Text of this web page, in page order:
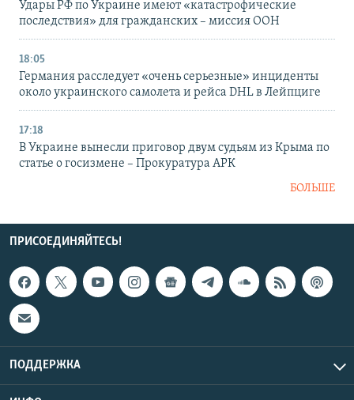
Удары РФ по Украине имеют «катастрофические
последствия» для гражданских – миссия ООН
18:05
Германия расследует «очень серьезные» инциденты
около украинского самолета и рейса DHL в Лейпциге
17:18
В Украине вынесли приговор двум судьям из Крыма по
статье о госизмене – Прокуратура АРК
БОЛЬШЕ
ПРИСОЕДИНЯЙТЕСЬ!
ПОДДЕРЖКА